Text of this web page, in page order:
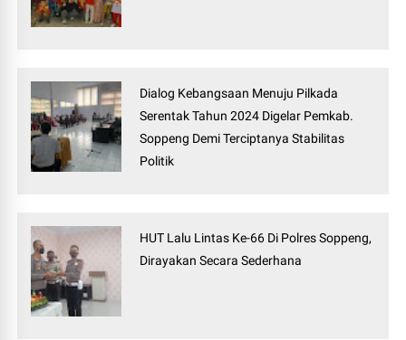
Dialog Kebangsaan Menuju Pilkada
Serentak Tahun 2024 Digelar Pemkab.
Soppeng Demi Terciptanya Stabilitas
Politik
HUT Lalu Lintas Ke-66 Di Polres Soppeng,
Dirayakan Secara Sederhana